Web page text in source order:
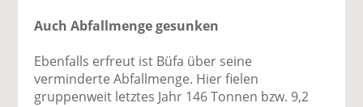
Auch Abfallmenge gesunken
Ebenfalls erfreut ist Büfa über seine
verminderte Abfallmenge. Hier fielen
gruppenweit letztes Jahr 146 Tonnen bzw. 9,2